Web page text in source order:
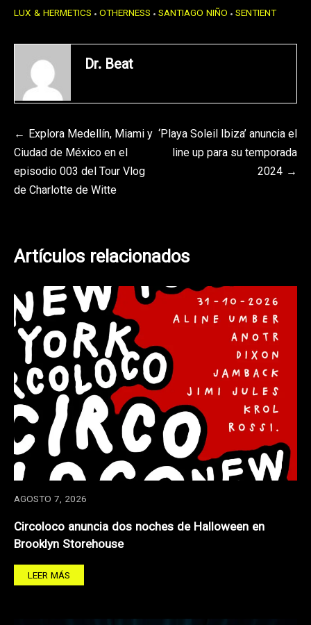
LUX & HERMETICS OTHERNESS SANTIAGO NIÑO SENTIENT
Dr. Beat
Navegación
de
entradas
Explora Medellín, Miami y
Ciudad de México en el
episodio 003 del Tour Vlog
de Charlotte de Witte
‘Playa Soleil Ibiza’ anuncia el
line up para su temporada
2024
Artículos relacionados
AGOSTO 7, 2026
Circoloco anuncia dos noches de Halloween en
Brooklyn Storehouse
LEER MÁS